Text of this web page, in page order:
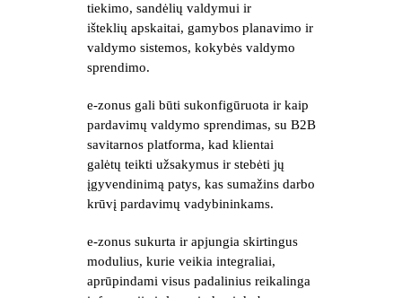
tiekimo, sandėlių valdymui ir
išteklių apskaitai, gamybos planavimo ir
valdymo sistemos, kokybės valdymo
sprendimo.
e-zonus gali būti sukonfigūruota ir kaip
pardavimų valdymo sprendimas, su B2B
savitarnos platforma, kad klientai
galėtų teikti užsakymus ir stebėti jų
įgyvendinimą patys, kas sumažins darbo
krūvį pardavimų vadybininkams.
e-zonus sukurta ir apjungia skirtingus
modulius, kurie veikia integraliai,
aprūpindami visus padalinius reikalinga